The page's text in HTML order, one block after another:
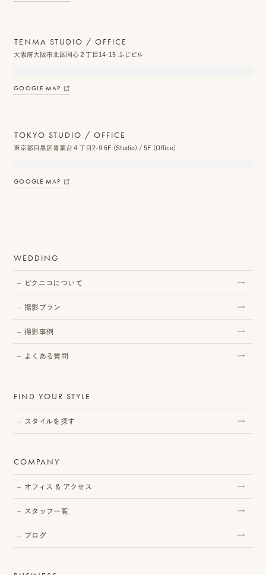
TENMA STUDIO / OFFICE
大阪府大阪市北区同心２丁目14-15 ふじビル
GOOGLE MAP
TOKYO STUDIO / OFFICE
東京都目黒区青葉台４丁目2-9 6F (Studio) / 5F (Office)
GOOGLE MAP
WEDDING
ピクニコについて
撮影プラン
撮影事例
よくある質問
FIND YOUR STYLE
スタイルを探す
COMPANY
オフィス & アクセス
スタッフ一覧
ブログ